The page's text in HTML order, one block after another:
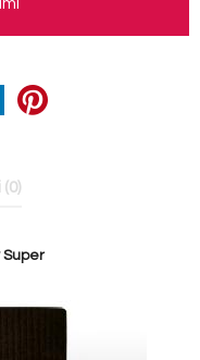
(0)